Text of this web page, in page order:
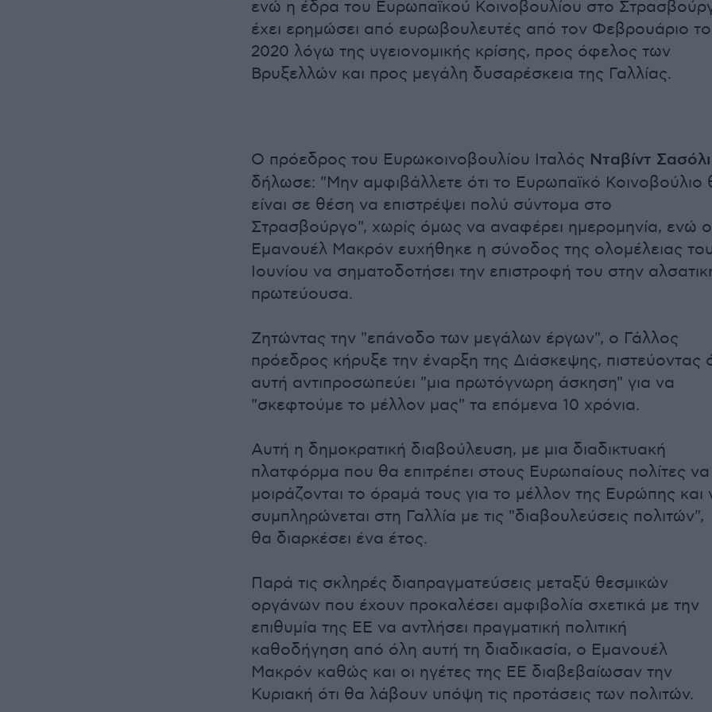
ενώ η έδρα του Ευρωπαϊκού Κοινοβουλίου στο
έχει ερημώσει από ευρωβουλευτές από τον Φεβρουάριο
2020 λόγω της υγειονομικής κρίσης, προς όφελος των
Βρυξελλών και προς μεγάλη δυσαρέσκεια της Γαλλίας.
Ο πρόεδρος του Ευρωκοινοβουλίου Ιταλός Νταβίντ Σασόλι
δήλωσε: "Mην αμφιβάλλετε ότι το Ευρωπαϊκό Κοινοβούλιο
είναι σε θέση να επιστρέψει πολύ σύντομα στο
Στρασβούργο", χωρίς όμως να αναφέρει ημερομηνία, ενώ ο
Εμανουέλ Μακρόν ευχήθηκε η σύνοδος της ολομέλειας
Ιουνίου να σηματοδοτήσει την επιστροφή του στην
πρωτεύουσα.
Ζητώντας την "επάνοδο των μεγάλων έργων", ο Γάλλος
πρόεδρος κήρυξε την έναρξη της Διάσκεψης, πιστεύοντας
αυτή αντιπροσωπεύει "μια πρωτόγνωρη άσκηση" για να
"σκεφτούμε το μέλλον μας" τα επόμενα 10 χρόνια.
Αυτή η δημοκρατική διαβούλευση, με μια διαδικτυακή
πλατφόρμα που θα επιτρέπει στους Ευρωπαίους πολίτες να
μοιράζονται το όραμά τους για το μέλλον της Ευρώπης και
συμπληρώνεται στη Γαλλία με τις "διαβουλεύσεις πολιτών",
θα διαρκέσει ένα έτος.
Παρά τις σκληρές διαπραγματεύσεις μεταξύ θεσμικών
οργάνων που έχουν προκαλέσει αμφιβολία σχετικά με την
επιθυμία της ΕΕ να αντλήσει πραγματική πολιτική
καθοδήγηση από όλη αυτή τη διαδικασία, ο Εμανουέλ
Μακρόν καθώς και οι ηγέτες της ΕΕ διαβεβαίωσαν την
Κυριακή ότι θα λάβουν υπόψη τις προτάσεις των πολιτών.